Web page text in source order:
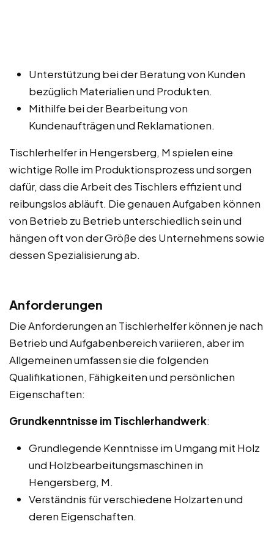
Unterstützung bei der Beratung von Kunden
bezüglich Materialien und Produkten.
Mithilfe bei der Bearbeitung von
Kundenaufträgen und Reklamationen.
Tischlerhelfer in Hengersberg, M spielen eine
wichtige Rolle im Produktionsprozess und sorgen
dafür, dass die Arbeit des Tischlers effizient und
reibungslos abläuft. Die genauen Aufgaben können
von Betrieb zu Betrieb unterschiedlich sein und
hängen oft von der Größe des Unternehmens sowie
dessen Spezialisierung ab.
Anforderungen
Die Anforderungen an Tischlerhelfer können je nach
Betrieb und Aufgabenbereich variieren, aber im
Allgemeinen umfassen sie die folgenden
Qualifikationen, Fähigkeiten und persönlichen
Eigenschaften:
Grundkenntnisse im Tischlerhandwerk:
Grundlegende Kenntnisse im Umgang mit Holz
und Holzbearbeitungsmaschinen in
Hengersberg, M.
Verständnis für verschiedene Holzarten und
deren Eigenschaften.